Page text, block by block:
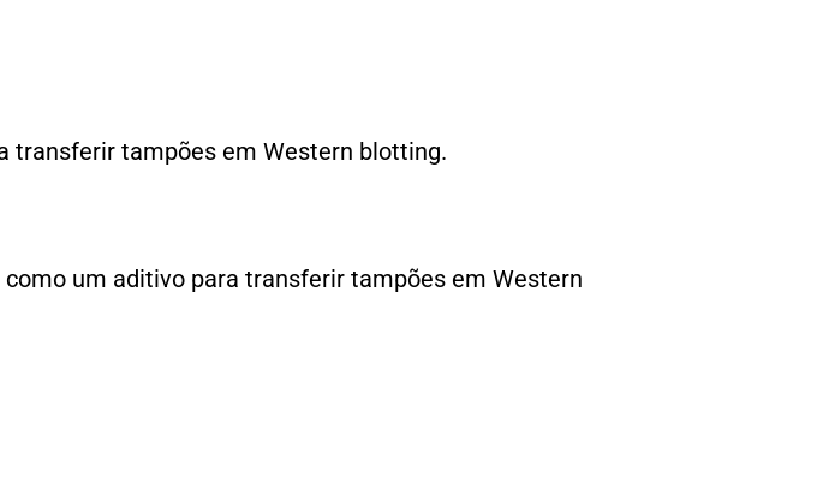
transferir tampões em Western blotting.
como um aditivo para transferir tampões em Western